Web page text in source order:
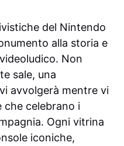
del Nintendo
alla storia e
Non
sale, una
avvolgerà mentre vi
celebrano i
Ogni vitrina
iconiche,